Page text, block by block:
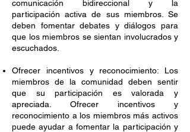
comunicación bidireccional y la
participación activa de sus miembros. Se
deben fomentar debates y diálogos para
que los miembros se sientan involucrados y
escuchados.
Ofrecer incentivos y reconocimiento: Los
miembros de la comunidad deben sentir
que su participación es valorada y
apreciada. Ofrecer incentivos y
reconocimiento a los miembros más activos
puede ayudar a fomentar la participación y